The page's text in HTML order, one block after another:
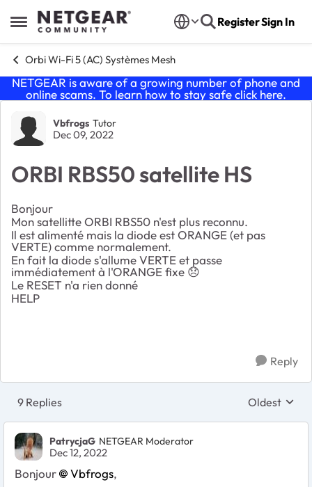
Open Side Menu
Skip to content RegisterSign In
Orbi Wi-Fi 5 (AC) Systèmes Mesh
NETGEAR is aware of a growing number of phone and
online scams. To learn how to stay safe click here.
Forum Discussion
Vbfrogs Tutor
Dec 09, 2022
ORBI RBS50 satellite HS
Bonjour
Mon satellitte ORBI RBS50 n'est plus reconnu.
Il est alimenté mais la diode est ORANGE (et pas
VERTE) comme normalement.
En fait la diode s'allume VERTE et passe
immédiatement à l'ORANGE fixe 😞
Le RESET n'a rien donné
HELP
Reply
9 Replies Replies
Oldest
PatrycjaG NETGEAR Moderator
Dec 12, 2022
Bonjour Vbfrogs,